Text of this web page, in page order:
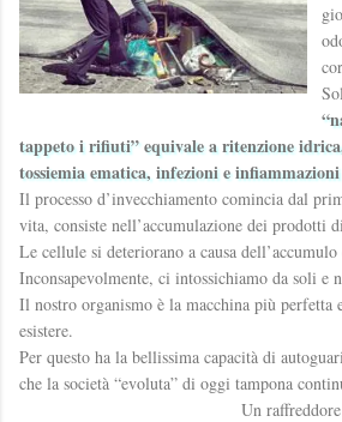
tappeto i rifiuti” equivale a ritenzione
tossiemia ematica, infezioni e
Il processo d’invecchiamento comincia dal
vita, consiste nell’accumulazione dei prodotti
Le cellule si deteriorano a causa
Inconsapevolmente, ci intossichiamo da soli e
Il nostro organismo è la macchina più perfetta
esistere.
Per questo ha la bellissima capacità di
che la società “evoluta” di oggi tampona
Un